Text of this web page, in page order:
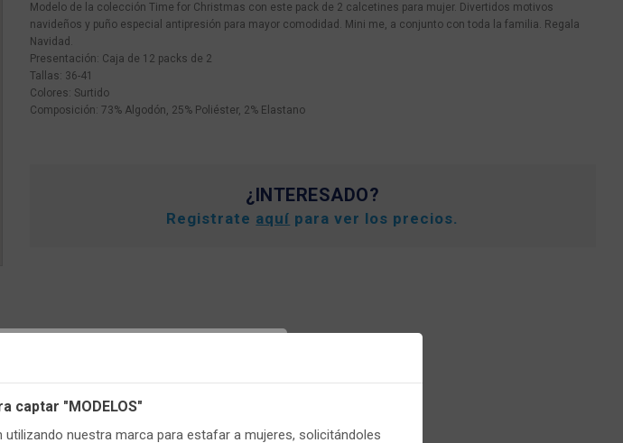
Modelo de la colección Time for Christmas con este pack de 2 calcetines para mujer. Divertidos motivos
navideños y puño especial antipresión para mayor comodidad. Mini me, a conjunto con toda la familia. Regala
Navidad.
Presentación: Caja de 12 packs de 2
Tallas: 36-41
Colores: Surtido
Composición: 73% Algodón, 25% Poliéster, 2% Elastano
¿INTERESADO?
Registrate aquí para ver los precios.
sesión o persistentes, para hacer
captar "MODELOS"
nuestra marca para estafar a mujeres, solicitándoles